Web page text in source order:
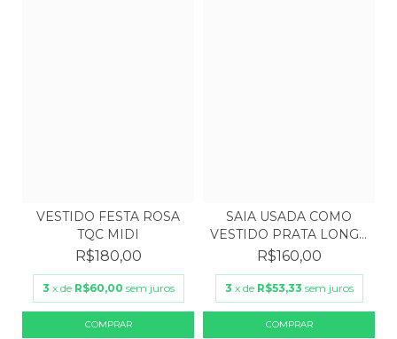
VESTIDO FESTA ROSA
TQC MIDI
R$180,00
3 x de R$60,00 sem juros
SAIA USADA COMO
VESTIDO PRATA LONGA
VINT...
R$160,00
3 x de R$53,33 sem juros